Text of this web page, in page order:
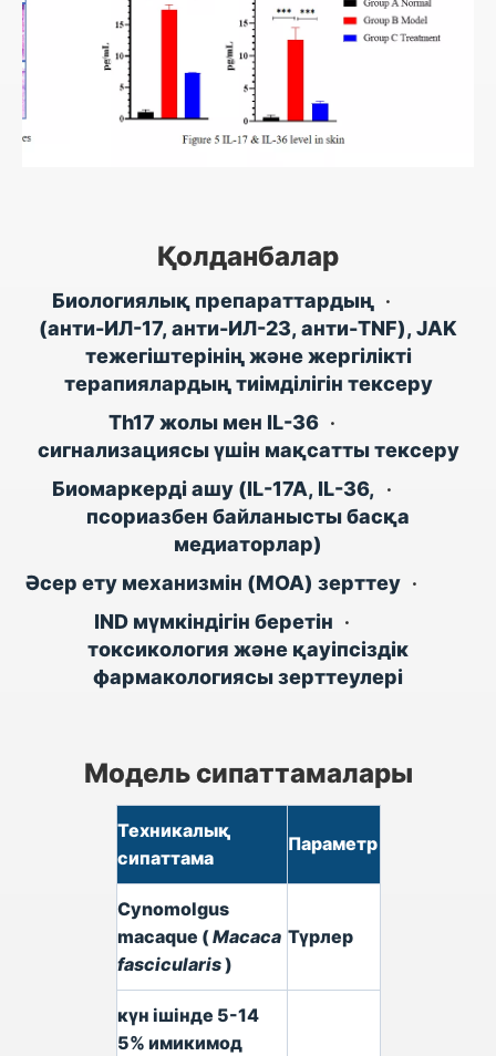
Қолданбалар
•
Биологиялық препараттардың
(анти-ИЛ-17, анти-ИЛ-23, анти-TNF), JAK
тежегіштерінің және жергілікті
терапиялардың тиімділігін тексеру
•
Th17 жолы мен IL-36
сигнализациясы үшін мақсатты тексеру
•
Биомаркерді ашу (IL-17A, IL-36,
псориазбен байланысты басқа
медиаторлар)
•
Әсер ету механизмін (MOA) зерттеу
•
IND мүмкіндігін беретін
токсикология және қауіпсіздік
фармакологиясы зерттеулері
Модель сипаттамалары
Параметр
Техникалық
сипаттама
Түрлер
Cynomolgus
macaque (Macaca
fascicularis)
5-14 күн ішінде
5% имикимод